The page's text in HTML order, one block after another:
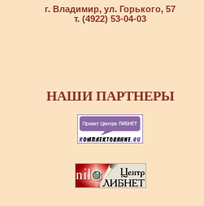
г. Владимир, ул. Горького, 57
т. (4922) 53-04-03
НАШИ ПАРТНЕРЫ